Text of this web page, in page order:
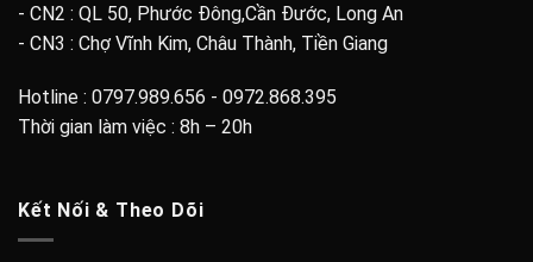
- CN2 : QL 50, Phước Đông,Cần Đước, Long An
- CN3 : Chợ Vĩnh Kim, Châu Thành, Tiền Giang
Hotline : 0797.989.656 - 0972.868.395
Thời gian làm việc : 8h – 20h
Kết Nối & Theo Dõi